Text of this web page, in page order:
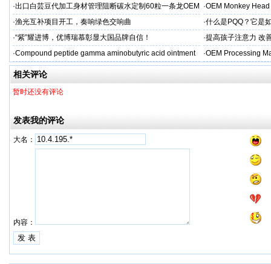
·出口白芸豆代加工身材管理阻断碳水定制60粒一条龙OEM
贴牌
·OEM Monkey
aps
·渔光互补项目开工，奏响绿色交响曲 ·什么是PQQ？它是
·“紫”耀进博，优博瑞慕彰显大国品牌自信！ ·提高孩子注意力 改
·Compound peptide gamma aminobutyric acid ointment ·OEM Processing
相关评论
暂时还没有评论
发表我的评论
大名：
内容：